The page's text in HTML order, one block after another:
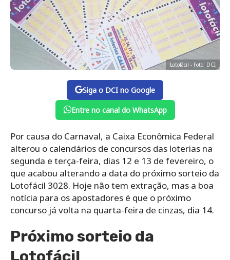
Lotofácil - Foto: DCI
Siga o DCI no Google
Entre no canal do WhatsApp
Por causa do Carnaval, a Caixa Econômica Federal
alterou o calendários de concursos das loterias na
segunda e terça-feira, dias 12 e 13 de fevereiro, o
que acabou alterando a data do próximo sorteio da
Lotofácil 3028. Hoje não tem extração, mas a boa
notícia para os apostadores é que o próximo
concurso já volta na quarta-feira de cinzas, dia 14.
Próximo sorteio da